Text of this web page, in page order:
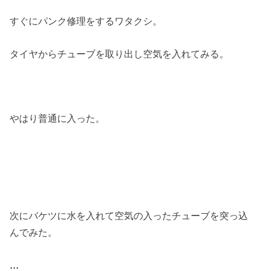
すぐにパンク修理をするワタクシ。
タイヤからチューブを取り出し空気を入れてみる。
やはり普通に入った。
次にバケツに水を入れて空気の入ったチューブを突っ込
んでみた。
…